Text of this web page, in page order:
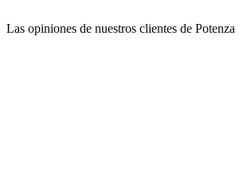
Las opiniones de nuestros clientes de Potenza